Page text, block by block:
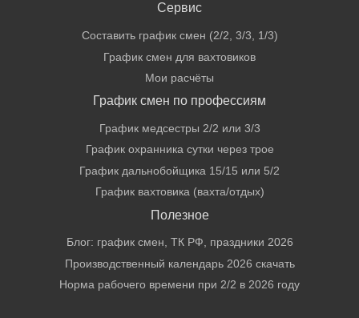
Сервис
Составить график смен (2/2, 3/3, 1/3)
График смен для вахтовиков
Мои расчёты
График смен по профессиям
График медсестры 2/2 или 3/3
График охранника сутки через трое
График дальнобойщика 15/15 или 5/2
График вахтовика (вахта/отдых)
Полезное
Блог: график смен, ТК РФ, праздники 2026
Производственный календарь 2026 скачать
Норма рабочего времени при 2/2 в 2026 году